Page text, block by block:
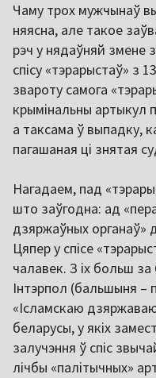
Чаму трох мужчынаў
няясна, але такое
рэч у нядаўняй змене
спісу «тэрарыстаў» з
звароту самога
крымінальны артыкул
а таксама ў выпадку,
пагашаная ці знятая
Нагадаем, пад
што заўгодна: ад
дзяржаўных органаў»
Цяпер у спісе
чалавек. З іх больш
Інтэрпол (бальшыня –
«Ісламскаю
беларусы, у якіх
залучэння ў спіс
лічбы «палітычных»